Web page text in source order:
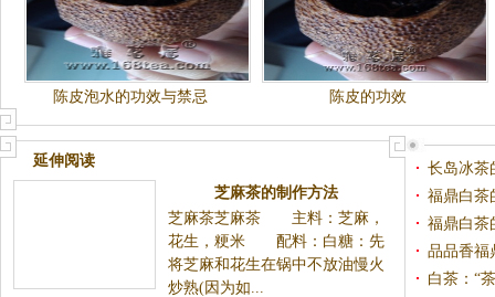
陈皮泡水的功效与禁忌 陈皮的功效
延伸阅读
芝麻茶的制作方法
芝麻茶芝麻茶 主料：芝麻，
花生，粳米 配料：白糖：先
将芝麻和花生在锅中不放油慢火
炒熟(因为如...
长岛冰茶
福鼎白茶
福鼎白
品品香福
白茶：“